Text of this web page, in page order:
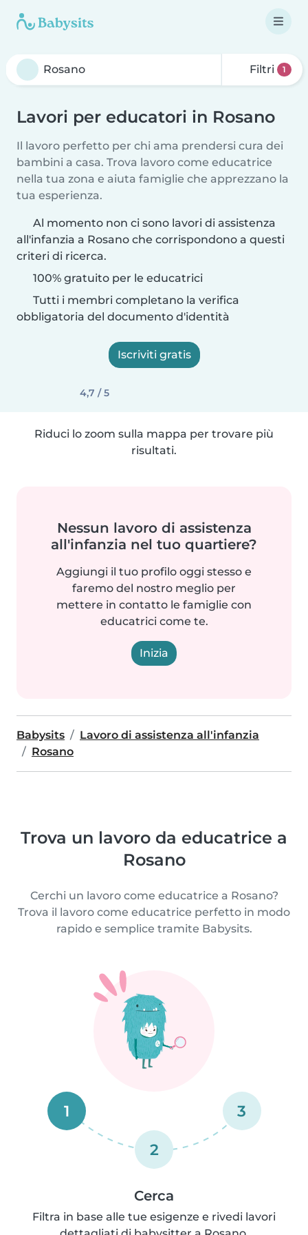
Filtri 1
Lavori per educatori in Rosano
Il lavoro perfetto per chi ama prendersi cura dei
bambini a casa. Trova lavoro come educatrice
nella tua zona e aiuta famiglie che apprezzano la
tua esperienza.
Al momento non ci sono lavori di assistenza
all'infanzia a Rosano che corrispondono a questi
criteri di ricerca.
100% gratuito per le educatrici
Tutti i membri completano la verifica
obbligatoria del documento d'identità
Iscriviti gratis
4,7 / 5
Riduci lo zoom sulla mappa per trovare più
risultati.
Nessun lavoro di assistenza
all'infanzia nel tuo quartiere?
Aggiungi il tuo profilo oggi stesso e
faremo del nostro meglio per
mettere in contatto le famiglie con
educatrici come te.
Inizia
Babysits
Lavoro di assistenza all'infanzia
Rosano
Trova un lavoro da educatrice a
Rosano
Cerchi un lavoro come educatrice a Rosano?
Trova il lavoro come educatrice perfetto in modo
rapido e semplice tramite Babysits.
1
2
3
Cerca
Filtra in base alle tue esigenze e rivedi lavori